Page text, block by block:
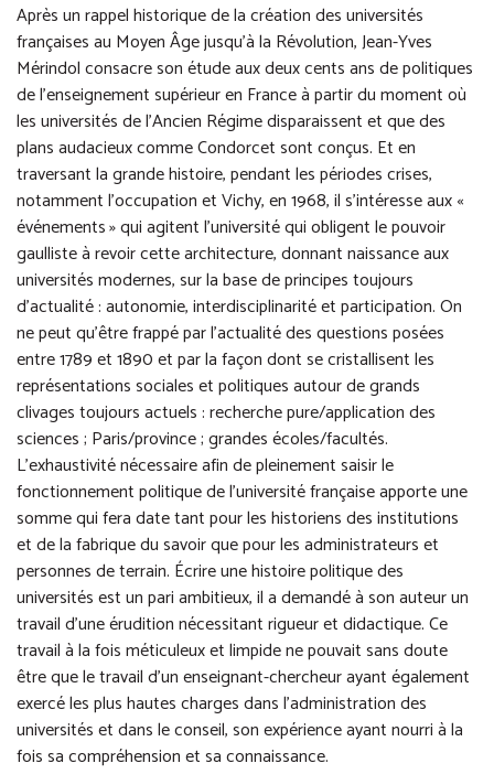
Après un rappel historique de la création des universités
françaises au Moyen Âge jusqu’à la Révolution, Jean-Yves
Mérindol consacre son étude aux deux cents ans de politiques
de l’enseignement supérieur en France à partir du moment où
les universités de l’Ancien Régime disparaissent et que des
plans audacieux comme Condorcet sont conçus. Et en
traversant la grande histoire, pendant les périodes crises,
notamment l’occupation et Vichy, en 1968, il s’intéresse aux «
événements » qui agitent l’université qui obligent le pouvoir
gaulliste à revoir cette architecture, donnant naissance aux
universités modernes, sur la base de principes toujours
d’actualité : autonomie, interdisciplinarité et participation. On
ne peut qu’être frappé par l’actualité des questions posées
entre 1789 et 1890 et par la façon dont se cristallisent les
représentations sociales et politiques autour de grands
clivages toujours actuels : recherche pure/application des
sciences ; Paris/province ; grandes écoles/facultés.
L’exhaustivité nécessaire afin de pleinement saisir le
fonctionnement politique de l’université française apporte une
somme qui fera date tant pour les historiens des institutions
et de la fabrique du savoir que pour les administrateurs et
personnes de terrain. Écrire une histoire politique des
universités est un pari ambitieux, il a demandé à son auteur un
travail d’une érudition nécessitant rigueur et didactique. Ce
travail à la fois méticuleux et limpide ne pouvait sans doute
être que le travail d’un enseignant-chercheur ayant également
exercé les plus hautes charges dans l’administration des
universités et dans le conseil, son expérience ayant nourri à la
fois sa compréhension et sa connaissance.